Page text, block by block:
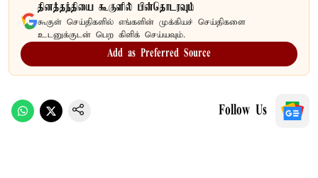
தினத்தந்தியை கூகுளில் பின்தொடரவும்
கூகுள் செய்திகளில் எங்களின் முக்கியச் செய்திகளை
உடனுக்குடன் பெற கிளிக் செய்யவும்.
Add as Preferred Source
Follow Us